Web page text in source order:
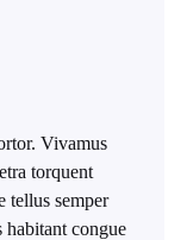
Vivamus
torquent
tellus semper
habitant congue